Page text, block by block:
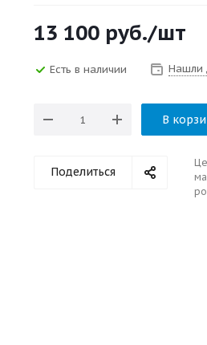
13 100 руб./шт
Есть в наличии Нашли
В
Поделиться